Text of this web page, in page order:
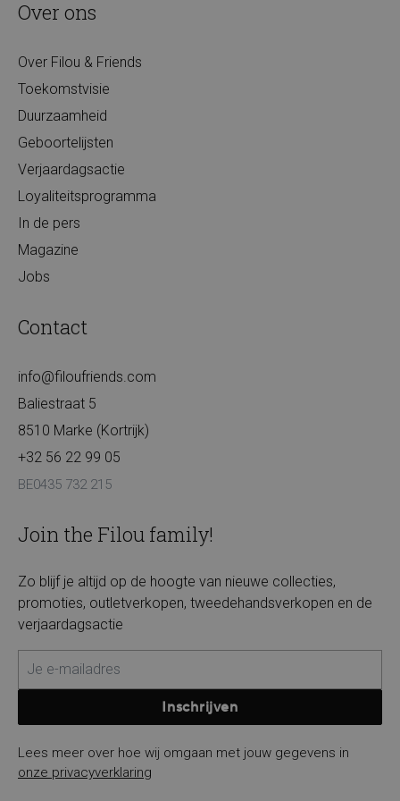
Over ons
Over Filou & Friends
Toekomstvisie
Duurzaamheid
Geboortelijsten
Verjaardagsactie
Loyaliteitsprogramma
In de pers
Magazine
Jobs
Contact
info@filoufriends.com
Baliestraat 5
8510 Marke (Kortrijk)
+32 56 22 99 05
BE0435 732 215
Join the Filou family!
Zo blijf je altijd op de hoogte van nieuwe collecties,
promoties, outletverkopen, tweedehandsverkopen en de
verjaardagsactie
Inschrijven
Lees meer over hoe wij omgaan met jouw gegevens in
onze privacyverklaring